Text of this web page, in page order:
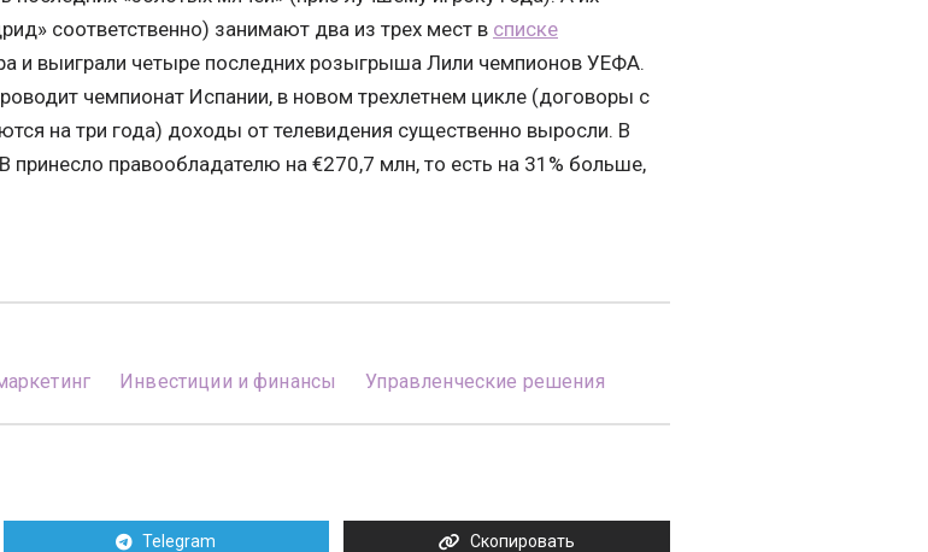
соответственно) занимают два из трех мест в списке
и выиграли четыре последних розыгрыша Лили чемпионов УЕФА.
чемпионат Испании, в новом трехлетнем цикле (договоры с
на три года) доходы от телевидения существенно выросли. В
правообладателю на €270,7 млн, то есть на 31% больше,
Инвестиции и финансы Управленческие решения
Telegram Скопировать